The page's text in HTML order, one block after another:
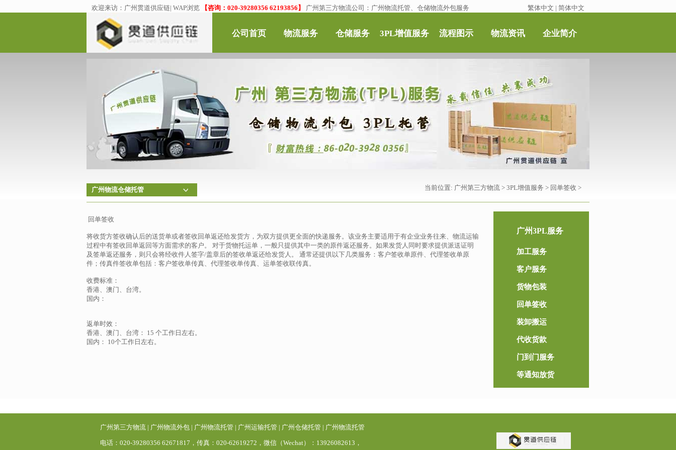
欢迎来访： 广州贯道供应链| WAP浏览 【咨询：020-39280356 62193856】 广州第三方物流公司：广州物流托管、仓储物流外包服务 繁体中文 | 简体中文
公司首页 物流服务 仓储服务 3PL增值服务 流程图示 物流资讯 企业简介
广州物流仓储托管 当前位置: 广州第三方物流 > 3PL增值服务 > 回单签收 >
回单签收
将收货方签收确认后的送货单或者签收回单返还给发货方，为双方提供更全面的快递服务。该业务主要适用于有企业业务往来、物流运输
过程中有签收回单返回等方面需求的客户。 对于货物托运单，一般只提供其中一类的原件返还服务。如果发货人同时要求提供派送证明
及签单返还服务，则只会将经收件人签字/盖章后的签收单返还给发货人。 通常还提供以下几类服务：客户签收单原件、代理签收单原
件；传真件签收单包括：客户签收单传真、代理签收单传真、运单签收联传真。
收费标准：
香港、澳门、台湾。
国内：
返单时效：
香港、澳门、台湾： 15 个工作日左右。
国内： 10个工作日左右。
广州3PL服务
加工服务
客户服务
货物包装
回单签收
装卸搬运
代收货款
门到门服务
等通知放货
广州第三方物流 | 广州物流外包 | 广州物流托管 | 广州运输托管 | 广州仓储托管 | 广州物流托管
电话：020-39280356 62671817，传真：020-62619272，微信（Wechat）：13926082613，